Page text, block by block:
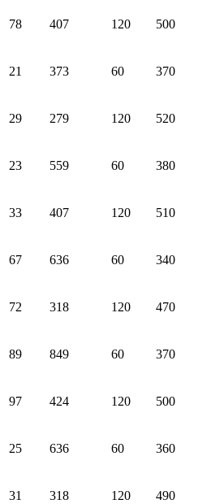
78 407 120 500
21 373 60 370
29 279 120 520
23 559 60 380
33 407 120 510
67 636 60 340
72 318 120 470
89 849 60 370
97 424 120 500
25 636 60 360
31 318 120 490